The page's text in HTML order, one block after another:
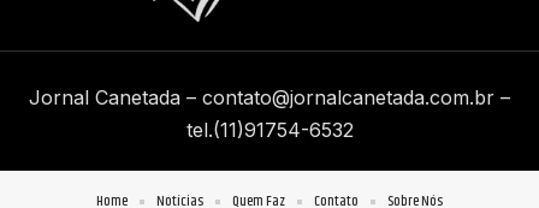
Jornal Canetada – contato@jornalcanetada.com.br –
tel.(11)91754-6532
Home Notícias Quem Faz Contato Sobre Nós